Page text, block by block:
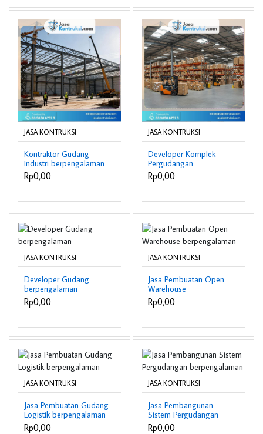
JASA KONTRUKSI
Kontraktor Gudang
Industri berpengalaman
Rp0,00
JASA KONTRUKSI
Developer Komplek
Pergudangan
berpengalaman
Rp0,00
JASA KONTRUKSI
Developer Gudang
berpengalaman
Rp0,00
JASA KONTRUKSI
Jasa Pembuatan Open
Warehouse
berpengalaman
Rp0,00
JASA KONTRUKSI
Jasa Pembuatan Gudang
Logistik berpengalaman
Rp0,00
JASA KONTRUKSI
Jasa Pembangunan
Sistem Pergudangan
berpengalaman
Rp0,00